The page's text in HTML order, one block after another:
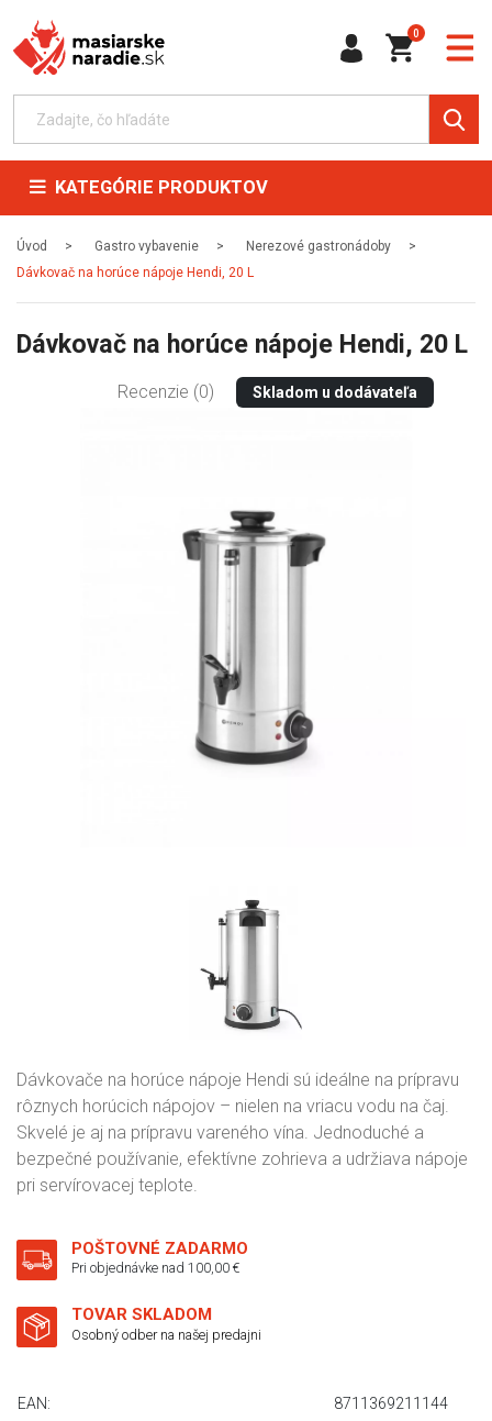
0
KATEGÓRIE PRODUKTOV
Úvod Gastro vybavenie
Nerezové gastronádoby
Dávkovač na horúce nápoje Hendi, 20 L
Dávkovač na horúce nápoje Hendi, 20 L
Recenzie (0) Skladom u dodávateľa
Dávkovače na horúce nápoje Hendi sú ideálne na prípravu
rôznych horúcich nápojov – nielen na vriacu vodu na čaj.
Skvelé je aj na prípravu vareného vína. Jednoduché a
bezpečné používanie, efektívne zohrieva a udržiava nápoje
pri servírovacej teplote.
POŠTOVNÉ ZADARMO
Pri objednávke nad 100,00 €
TOVAR SKLADOM
Osobný odber na našej predajni
EAN:
8711369211144